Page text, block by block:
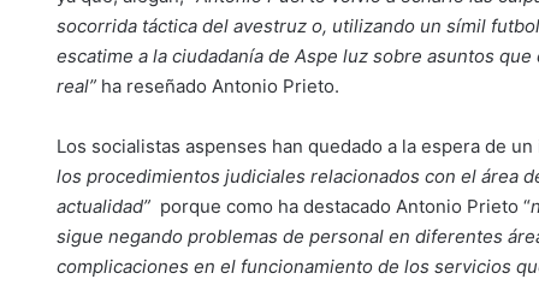
socorrida táctica del avestruz o, utilizando un símil
escatime a la ciudadanía de Aspe luz sobre asuntos
real” ha reseñado Antonio Prieto.
Los socialistas aspenses han quedado a la espera de
los procedimientos judiciales relacionados con el área
actualidad” porque como ha destacado Antonio Prieto “
sigue negando problemas de personal en diferentes
complicaciones en el funcionamiento de los servicios